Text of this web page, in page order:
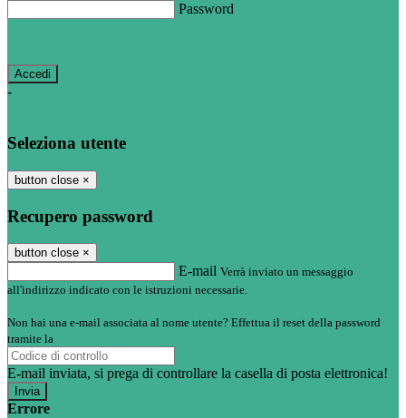
Password
-
Seleziona utente
button close ×
Recupero password
button close ×
E-mail Verrà inviato un messaggio
all'indirizzo indicato con le istruzioni necessarie.
Non hai una e-mail associata al nome utente? Effettua il reset della password
tramite la
E-mail inviata, si prega di controllare la casella di posta elettronica!
Errore